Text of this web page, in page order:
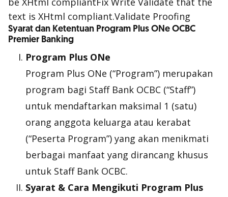
text is XHtml compliant.Validate Proofing
Syarat dan Ketentuan Program Plus ONe OCBC
Premier Banking
Program Plus ONe
Program Plus ONe (“Program”) merupakan
program bagi Staff Bank OCBC (“Staff”)
untuk mendaftarkan maksimal 1 (satu)
orang anggota keluarga atau kerabat
(“Peserta Program”) yang akan menikmati
berbagai manfaat yang dirancang khusus
untuk Staff Bank OCBC.
Syarat & Cara Mengikuti Program Plus